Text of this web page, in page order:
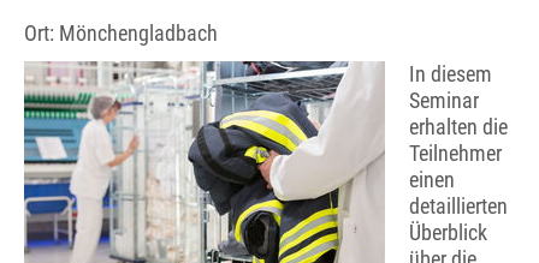
Ort: Mönchengladbach
In diesem
Seminar
erhalten die
Teilnehmer
einen
detaillierten
Überblick